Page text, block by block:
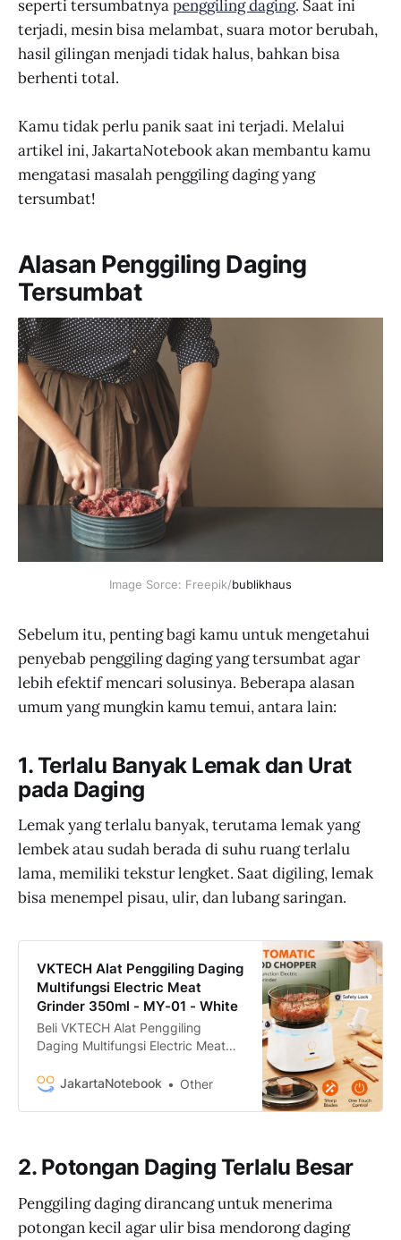
seperti tersumbatnyapenggiling daging. Saat ini
terjadi, mesin bisa melambat, suara motor berubah,
hasil gilingan menjadi tidak halus, bahkan bisa
berhenti total.
Kamu tidak perlu panik saat ini terjadi. Melalui
artikel ini, JakartaNotebook akan membantu kamu
mengatasi masalah penggiling daging yang
tersumbat!
Alasan Penggiling Daging
Tersumbat
Image Sorce: Freepik/bublikhaus
Sebelum itu, penting bagi kamu untuk mengetahui
penyebab penggiling daging yang tersumbat agar
lebih efektif mencari solusinya. Beberapa alasan
umum yang mungkin kamu temui, antara lain:
1. Terlalu Banyak Lemak dan Urat
pada Daging
Lemak yang terlalu banyak, terutama lemak yang
lembek atau sudah berada di suhu ruang terlalu
lama, memiliki tekstur lengket. Saat digiling, lemak
bisa menempel pisau, ulir, dan lubang saringan.
VKTECH Alat Penggiling Daging
Multifungsi Electric Meat
Grinder 350ml - MY-01 - White
Beli VKTECH Alat Penggiling
Daging Multifungsi Electric Meat
dan bergaransi hanya di
JakartaNotebook Other
2. Potongan Daging Terlalu Besar
Penggiling daging dirancang untuk menerima
potongan kecil agar ulir bisa mendorong daging